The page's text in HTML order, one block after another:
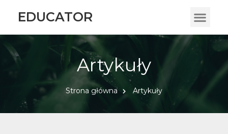
EDUCATOR
Artykuły
Strona główna Artykuły